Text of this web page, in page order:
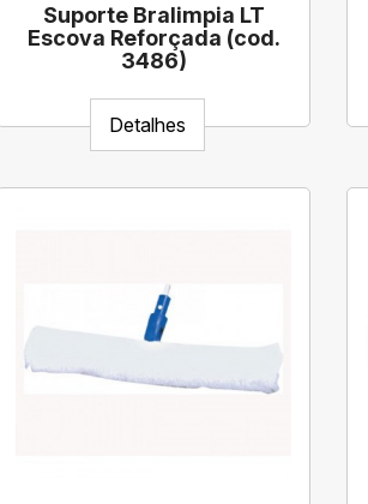
Suporte Bralimpia LT
Escova Reforçada (cod.
3486)
Detalhes